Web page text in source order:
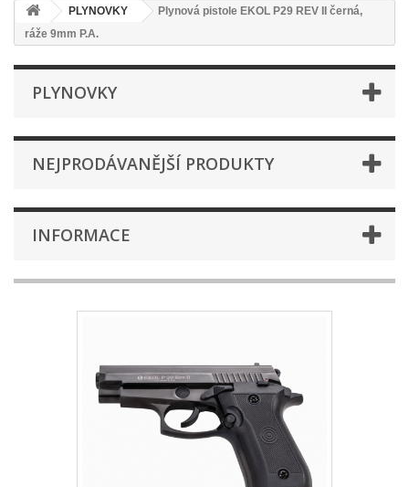
PLYNOVKY
Plynová pistole EKOL P29 REV II černá,
ráže 9mm P.A.
PLYNOVKY
NEJPRODÁVANĚJŠÍ PRODUKTY
INFORMACE